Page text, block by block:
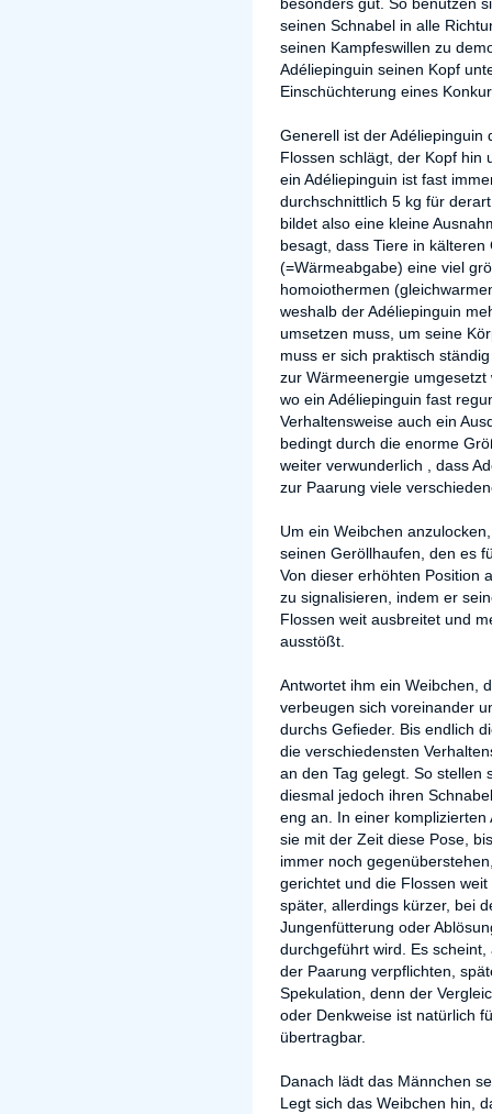
seinen Schnabel in alle
seinen Kampfeswillen zu
Adéliepinguin seinen Kopf
Einschüchterung eines
Generell ist der Adéliepinguin
Flossen schlägt, der Kopf hin
ein Adéliepinguin ist fast
durchschnittlich 5 kg für
bildet also eine kleine
besagt, dass Tiere in
(=Wärmeabgabe) eine viel
homoiothermen
weshalb der Adéliepinguin
umsetzen muss, um seine
muss er sich praktisch
zur Wärmeenergie
wo ein Adéliepinguin fast
Verhaltensweise auch ein
bedingt durch die enorme
weiter verwunderlich , dass
zur Paarung viele
Um ein Weibchen
seinen Geröllhaufen, den es
Von dieser erhöhten Position
zu signalisieren, indem er
Flossen weit ausbreitet und
ausstößt.
Antwortet ihm ein Weibchen,
verbeugen sich voreinander
durchs Gefieder. Bis endlich
die verschiedensten
an den Tag gelegt. So stellen
diesmal jedoch ihren
eng an. In einer
sie mit der Zeit diese Pose,
immer noch
gerichtet und die Flossen
später, allerdings kürzer, bei
Jungenfütterung oder
durchgeführt wird. Es
der Paarung verpflichten,
Spekulation, denn der
oder Denkweise ist natürlich
übertragbar.
Danach lädt das Männchen
Legt sich das Weibchen hin,